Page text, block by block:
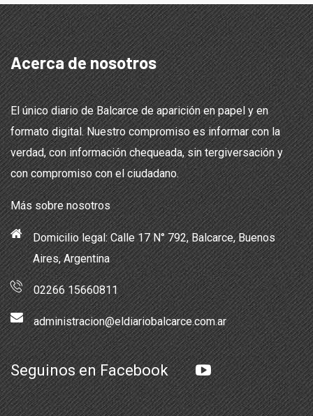
Acerca de nosotros
El único diario de Balcarce de aparición en papel y en
formato digital. Nuestro compromiso es informar con la
verdad, con información chequeada, sin tergiversación y
con compromiso con el ciudadano.
Más sobre nosotros
Domicilio legal: Calle 17 N° 792, Balcarce, Buenos
Aires, Argentina
02266 15660811
administracion@eldiariobalcarce.com.ar
Seguinos en Facebook